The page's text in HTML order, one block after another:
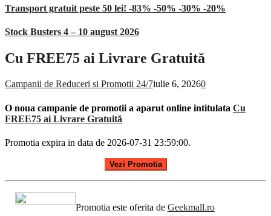
Transport gratuit peste 50 lei! -83% -50% -30% -20%
Stock Busters 4 – 10 august 2026
Cu FREE75 ai Livrare Gratuită
Campanii de Reduceri si Promotii 24/7iulie 6, 20260
O noua campanie de promotii a aparut online intitulata Cu
FREE75 ai Livrare Gratuită
Promotia expira in data de 2026-07-31 23:59:00.
Vezi Promotia
Promotia este oferita de Geekmall.ro